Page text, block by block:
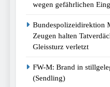
wegen gefährlichen
Bundespolizeidirektion
Zeugen halten
Gleissturz verletzt
FW-M: Brand in
(Sendling)